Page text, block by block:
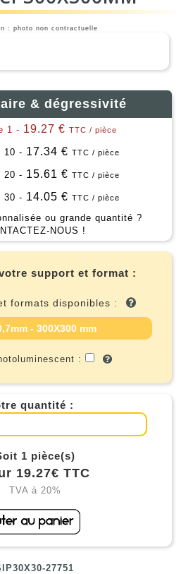
: photo non contractuelle
& dégressivité
1 - 19.27 € TTC / pièce
10 - 17.34 € TTC / pièce
20 - 15.61 € TTC / pièce
30 - 14.05 € TTC / pièce
ou grande quantité ?
NOUS !
support et format :
formats disponibles :
- 300X300 mm
:
quantité :
1 pièce(s)
19.27€ TTC
TVA à 20%
27751